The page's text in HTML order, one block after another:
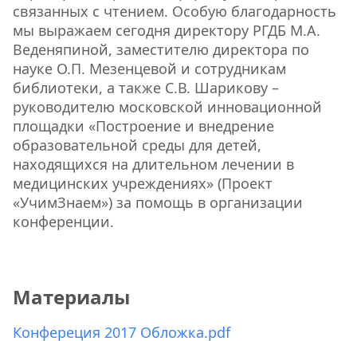
связанных с чтением. Особую благодарность
мы выражаем сегодня директору РГДБ М.А.
Веденяпиной, заместителю директора по
науке О.П. Мезенцевой и сотрудникам
библиотеки, а также С.В. Шарикову –
руководителю московской инновационной
площадки «Построение и внедрение
образовательной среды для детей,
находящихся на длительном лечении в
медицинских учреждениях» (Проект
«УчимЗнаем») за помощь в организации
конференции.
Материалы
Конфереция 2017 Обложка.pdf